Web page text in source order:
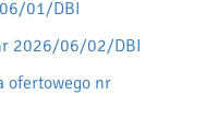
01/DBI
2026/06/02/DBI
ofertowego nr